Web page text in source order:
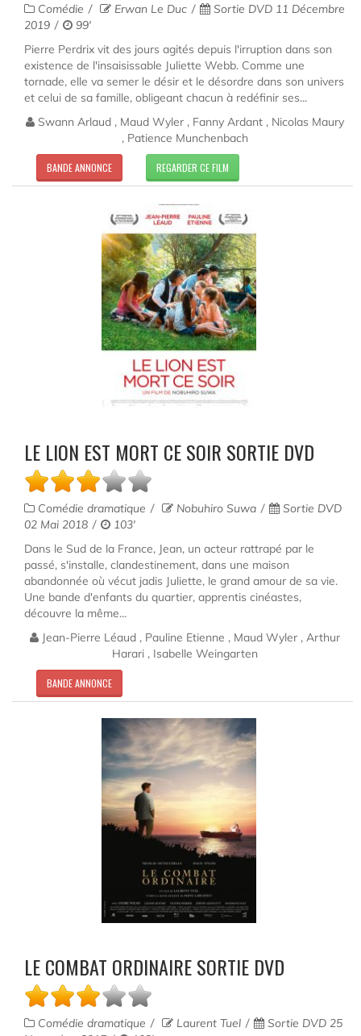
Comédie Erwan Le Duc
Sortie DVD 11 Décembre
2019
99'
Pierre Perdrix vit des jours agités depuis l'irruption dans son
existence de l'insaisissable Juliette Webb. Comme une
tornade, elle va semer le désir et le désordre dans son univers
et celui de sa famille, obligeant chacun à redéfinir ses...
Swann Arlaud , Maud Wyler , Fanny Ardant , Nicolas Maury
, Patience Munchenbach
BANDE ANNONCE REGARDER CE FILM
LE LION EST MORT CE SOIR SORTIE DVD
Comédie dramatique Nobuhiro Suwa
Sortie DVD
02 Mai 2018
103'
Dans le Sud de la France, Jean, un acteur rattrapé par le
passé, s'installe, clandestinement, dans une maison
abandonnée où vécut jadis Juliette, le grand amour de sa vie.
Une bande d'enfants du quartier, apprentis cinéastes,
découvre la même...
Jean-Pierre Léaud , Pauline Etienne , Maud Wyler , Arthur
Harari , Isabelle Weingarten
BANDE ANNONCE
LE COMBAT ORDINAIRE SORTIE DVD
Comédie dramatique Laurent Tuel
Sortie DVD 25